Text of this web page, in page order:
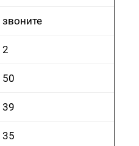
звоните
2
50
39
35